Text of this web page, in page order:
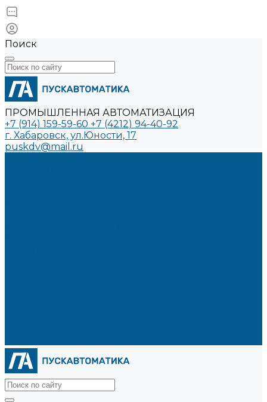
Поиск
ПРОМЫШЛЕННАЯ АВТОМАТИЗАЦИЯ
+7 (914) 159-59-60 +7 (4212) 94-40-92
г. Хабаровск, ул.Юности, 17
puskdv@mail.ru